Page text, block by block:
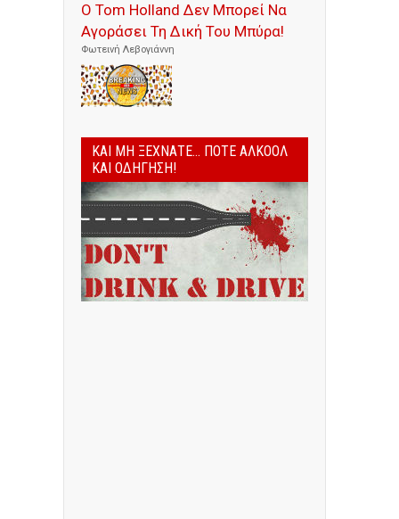
Ο Tom Holland Δεν Μπορεί Να
Αγοράσει Τη Δική Του Μπύρα!
Φωτεινή Λεβογιάννη
ΚΑΙ ΜΗ ΞΕΧΝΆΤΕ... ΠΟΤΈ ΑΛΚΟΌΛ
ΚΑΙ ΟΔΉΓΗΣΗ!